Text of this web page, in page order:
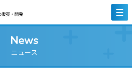
販売・開発
News
ニュース